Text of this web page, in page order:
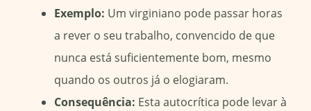
Exemplo: Um virginiano pode passar horas
a rever o seu trabalho, convencido de que
nunca está suficientemente bom, mesmo
quando os outros já o elogiaram.
Consequência: Esta autocrítica pode levar à